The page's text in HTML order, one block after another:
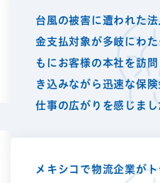
台風の被害に遭われた
金支払対象が多岐にわ
もにお客様の本社を訪
き込みながら迅速な保
仕事の広がりを感じま
メキシコで物流企業が